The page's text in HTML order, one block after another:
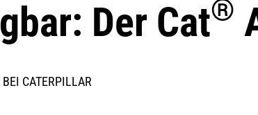
Der Cat®
CATERPILLAR